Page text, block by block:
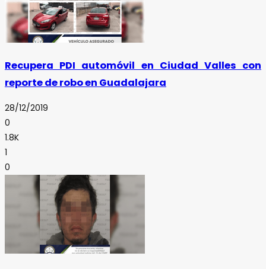
Recupera PDI automóvil en Ciudad Valles con
reporte de robo en Guadalajara
28/12/2019
0
1.8K
1
0